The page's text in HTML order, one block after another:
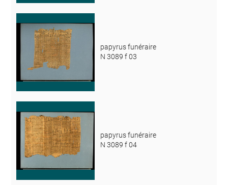
papyrus funéraire
N 3089 f 03
papyrus funéraire
N 3089 f 04